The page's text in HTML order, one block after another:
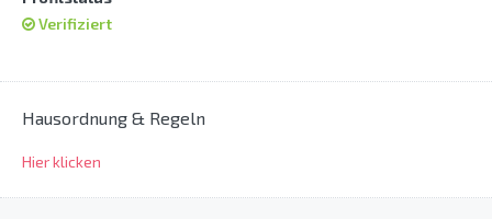
Verifiziert
Hausordnung & Regeln
Hier klicken